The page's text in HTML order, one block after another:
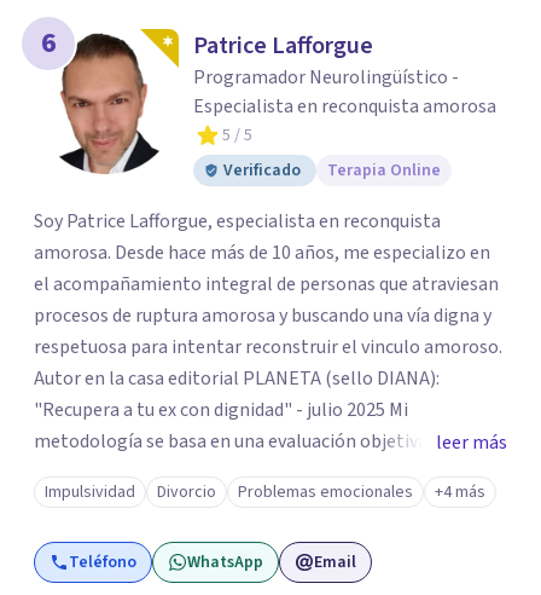
6 Patrice Lafforgue
Programador Neurolingüístico -
Especialista en reconquista amorosa
5 / 5
Verificado
Terapia Online
Soy Patrice Lafforgue, especialista en reconquista
amorosa. Desde hace más de 10 años, me especializo en
el acompañamiento integral de personas que atraviesan
procesos de ruptura amorosa y buscando una vía digna y
respetuosa para intentar reconstruir el vinculo amoroso.
Autor en la casa editorial PLANETA (sello DIANA):
"Recupera a tu ex con dignidad" - julio 2025 Mi
metodología se basa en una evaluación objetiva de
escenarios según la necesidad del paciente, centrada en
tres ejes fundamentales: 1- Análisis de viabilidad:
estimación de probabilidades reales de recuperación de la
relación de pareja 2- Análisis conductual: evaluación de
leer más
Impulsividad Divorcio Problemas emocionales +4 más
Teléfono WhatsApp Email